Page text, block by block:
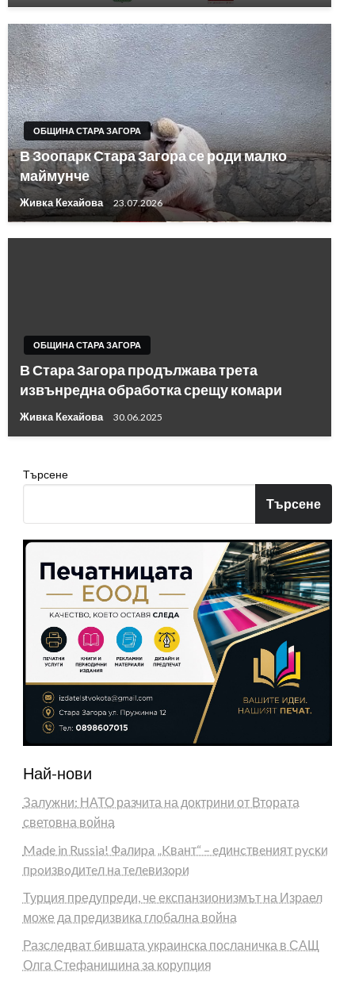
ОБЩИНА СТАРА ЗАГОРА
В Зоопарк Стара Загора се роди малко
маймунче
Живка Кехайова 23.07.2026
ОБЩИНА СТАРА ЗАГОРА
В Стара Загора продължава трета
извънредна обработка срещу комари
Живка Кехайова 30.06.2025
Търсене
Търсене
Най-нови
Залужни: НАТО разчита на доктрини от Втората
световна война
Made in Russia! Фaлиpa „Kвaнт“ – eдинcтвeният pycĸи
пpoизвoдитeл нa тeлeвизopи
Турция предупреди, че експанзионизмът на Израел
може да предизвика глобална война
Разследват бившата украинска посланичка в САЩ
Олга Стефанишина за корупция